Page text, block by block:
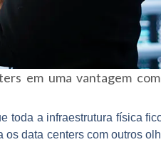
em uma vantagem
a infraestrutura física
data centers com outros